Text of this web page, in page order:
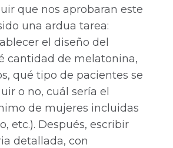
que nos aprobaran este
una ardua tarea:
el diseño del
cantidad de melatonina,
qué tipo de pacientes se
o no, cuál sería el
de mujeres incluidas
etc.). Después, escribir
detallada, con